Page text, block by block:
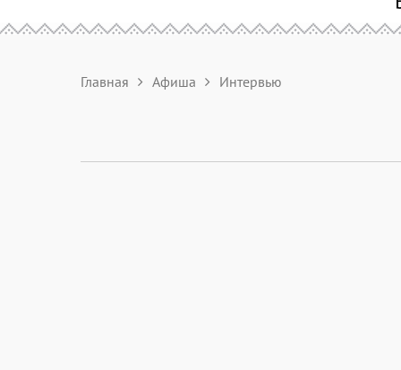
Главная Афиша Интервью